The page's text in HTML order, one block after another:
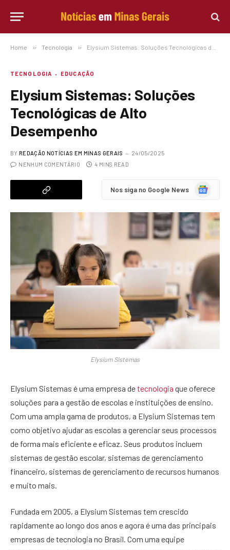
Home » Tecnologia » Elysium Sistemas: Soluções Tecnológicas de Alto Desempenho
TECNOLOGIA EDUCAÇÃO
Elysium Sistemas: Soluções
Tecnológicas de Alto
Desempenho
BY REDAÇÃO NOTÍCIAS EM MINAS GERAIS
24/05/2025
NENHUM COMENTÁRIO
4 MINS READ
Nos siga no Google News
Google
Elysium Sistemas
Elysium Sistemas é uma empresa detecnologia que oferece
soluções para a gestão de escolas e instituições de ensino.
Com uma ampla gama de produtos, a Elysium Sistemas tem
como objetivo ajudar as escolas a gerenciar seus processos
de forma mais eficiente e eficaz. Seus produtos incluem
sistemas de gestão escolar, sistemas de gerenciamento
financeiro, sistemas de gerenciamento de recursos humanos
e muito mais.
Fundada em 2005, a Elysium Sistemas tem crescido
rapidamente ao longo dos anos e agora é uma das principais
empresas de tecnologia no Brasil. Com uma equipe